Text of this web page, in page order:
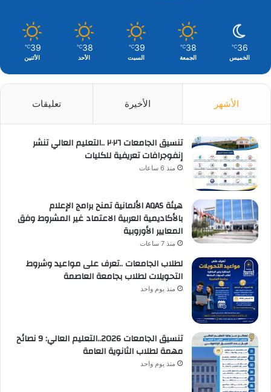
36
℃
الخميس
38
℃
الجمعة
39
℃
السبت
38
℃
الأحد
39
℃
الأثنين
الأشهر الأخيرة تعليقات
تنسيق الجامعات ٢٠٢٦ ..التعليم العالي تنشر
إنفوجرافات تعريفية للكليات
منذ 6 ساعات
هيئة AQAS الألمانية تمنح برامج الإعلام
بالأكاديمية العربية الاعتماد غير المشروط وفق
المعايير الأوروبية
منذ 7 ساعات
لطلاب الجامعات ..تعرف على مواعيد وشروط
التحويلات لطلاب بجامعة العاصمة
منذ يوم واحد
تنسيق الجامعات 2026..التعليم العالي: 9 نصائح
مهمة لطلاب الثانوية العامة
منذ يوم واحد